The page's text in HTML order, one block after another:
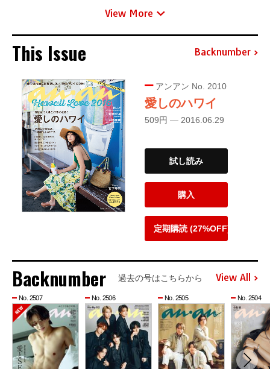
View More
This Issue Backnumber
アンアン No. 2010
愛しのハワイ
509円 — 2016.06.29
試し読み
購入
定期購読 (27%OFF)
Backnumber 過去の号はこちらから View All
No. 2507 No. 2506 No. 2505 No. 2504